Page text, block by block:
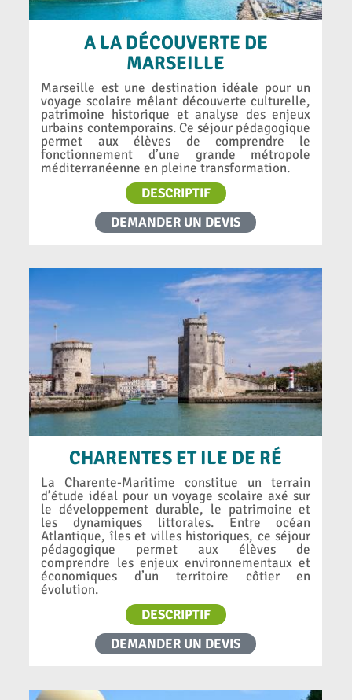
A LA DÉCOUVERTE DE
MARSEILLE
Marseille est une destination idéale pour un
voyage scolaire mêlant découverte culturelle,
patrimoine historique et analyse des enjeux
urbains contemporains. Ce séjour pédagogique
permet aux élèves de comprendre le
fonctionnement d’une grande métropole
méditerranéenne en pleine transformation.
DESCRIPTIF
DEMANDER UN DEVIS
CHARENTES ET ILE DE RÉ
La Charente-Maritime constitue un terrain
d’étude idéal pour un voyage scolaire axé sur
le développement durable, le patrimoine et
les dynamiques littorales. Entre océan
Atlantique, îles et villes historiques, ce séjour
pédagogique permet aux élèves de
comprendre les enjeux environnementaux et
économiques d’un territoire côtier en
évolution.
DESCRIPTIF
DEMANDER UN DEVIS